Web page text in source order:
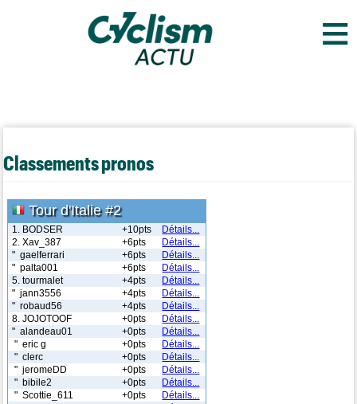
≡
Classements pronos
Tour d'Italie #2
1. BODSER Détails...
+10pts
2. Xav_387
Détails...
+6pts
" gaelferrari
Détails...
+6pts
" palta001
Détails...
+6pts
5. tourmalet
Détails...
+4pts
" jann3556
Détails...
+4pts
" robaud56
Détails...
+4pts
8. JOJOTOOF
Détails...
+0pts
" alandeau01
Détails...
+0pts
" eric g
Détails...
+0pts
" clerc
Détails...
+0pts
" jeromeDD
Détails...
+0pts
" bibile2
Détails...
+0pts
" Scottie_611
Détails...
+0pts